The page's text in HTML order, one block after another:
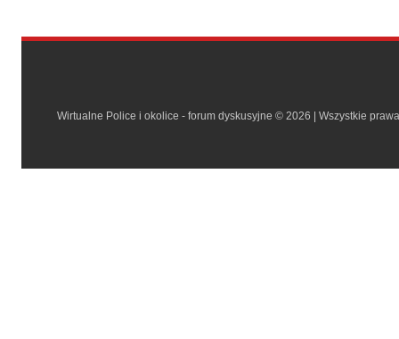
Wirtualne Police i okolice - forum dyskusyjne © 2026 | Wszystkie